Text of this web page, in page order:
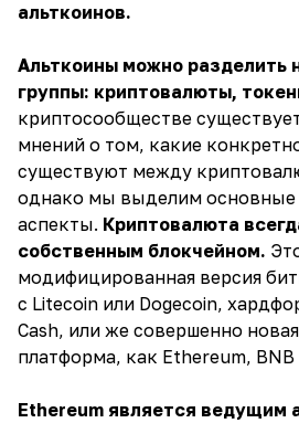
альткоинов.
Альткоины можно разделить
группы: криптовалюты,
криптосообществе
мнений о том, какие
существуют между
однако мы выделим основные
аспекты. Криптовалюта
собственным блокчейном.
модифицированная версия
с Litecoin или Dogecoin,
Cash, или же совершенно
платформа, как Ethereum,
Ethereum является ведущим